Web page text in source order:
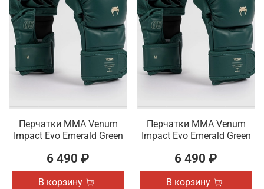
Перчатки ММА Venum
Impact Evo Emerald Green
6 490 ₽
В корзину
Перчатки ММА Venum
Impact Evo Emerald Green
6 490 ₽
В корзину